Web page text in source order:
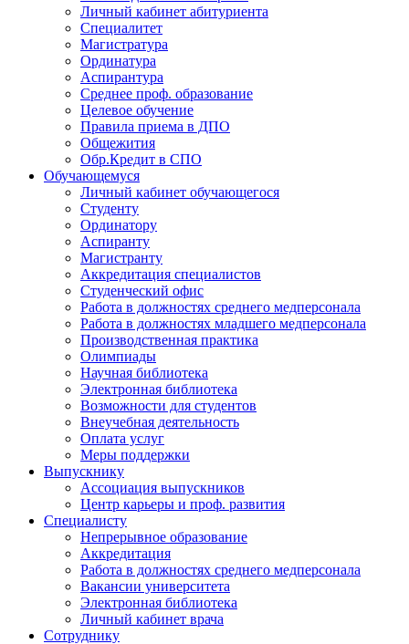
Личный кабинет абитуриента
Специалитет
Магистратура
Ординатура
Аспирантура
Среднее проф. образование
Целевое обучение
Правила приема в ДПО
Общежития
Обр.Кредит в СПО
Обучающемуся
Личный кабинет обучающегося
Студенту
Ординатору
Аспиранту
Магистранту
Аккредитация специалистов
Студенческий офис
Работа в должностях среднего медперсонала
Работа в должностях младшего медперсонала
Производственная практика
Олимпиады
Научная библиотека
Электронная библиотека
Возможности для студентов
Внеучебная деятельность
Оплата услуг
Меры поддержки
Выпускнику
Ассоциация выпускников
Центр карьеры и проф. развития
Специалисту
Непрерывное образование
Аккредитация
Работа в должностях среднего медперсонала
Вакансии университета
Электронная библиотека
Личный кабинет врача
Сотруднику